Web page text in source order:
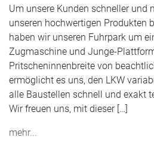
Um unsere Kunden schneller und
unseren hochwertigen Produkten
haben wir unseren Fuhrpark um
Zugmaschine und Junge-
Pritscheninnenbreite von
ermöglicht es uns, den LKW
alle Baustellen schnell und exakt
Wir freuen uns, mit dieser […]
mehr...